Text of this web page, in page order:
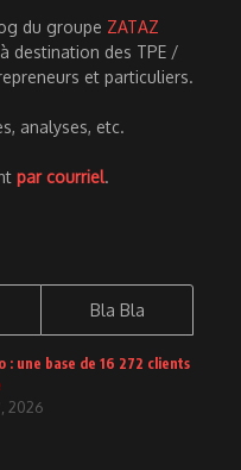
du groupe ZATAZ
à destination des TPE /
et particuliers.
analyses, etc.
par courriel.
Bla Bla
: une base de 16 272 clients
2026